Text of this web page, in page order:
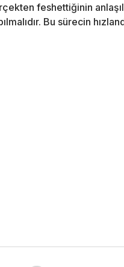
feshettiğinin
Bu sürecin